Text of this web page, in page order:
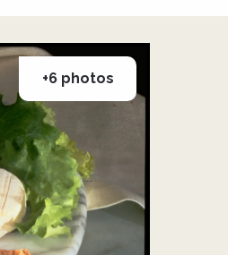
+6 photos